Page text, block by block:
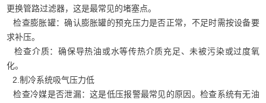
更换管路过滤器，这是最常见的堵塞点。
检查膨胀罐：确认膨胀罐的预充压力是否正常，不足时需按设备要
求补压。
检查介质：确保导热油或水等传热介质充足、未被污染或过度氧
化。
2.制冷系统吸气压力低
检查冷媒是否泄漏：这是低压报警最常见的原因。检查系统有无油